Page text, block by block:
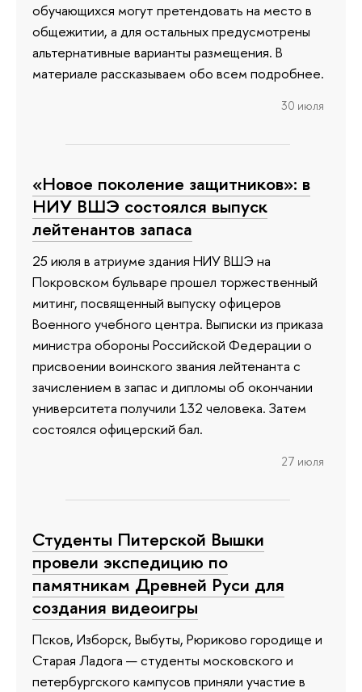
обучающихся могут претендовать на место в
общежитии, а для остальных предусмотрены
альтернативные варианты размещения. В
материале рассказываем обо всем подробнее.
30 июля
«Новое поколение защитников»: в
НИУ ВШЭ состоялся выпуск
лейтенантов запаса
25 июля в атриуме здания НИУ ВШЭ на
Покровском бульваре прошел торжественный
митинг, посвященный выпуску офицеров
Военного учебного центра. Выписки из приказа
министра обороны Российской Федерации о
присвоении воинского звания лейтенанта с
зачислением в запас и дипломы об окончании
университета получили 132 человека. Затем
состоялся офицерский бал.
27 июля
Студенты Питерской Вышки
провели экспедицию по
памятникам Древней Руси для
создания видеоигры
Псков, Изборск, Выбуты, Рюриково городище и
Старая Ладога — студенты московского и
петербургского кампусов приняли участие в